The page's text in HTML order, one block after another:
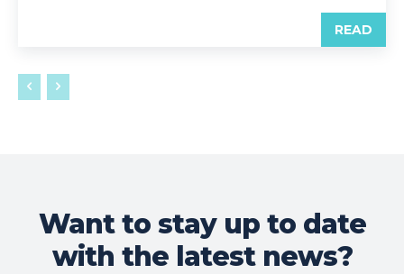
READ
Want to stay up to date
with the latest news?